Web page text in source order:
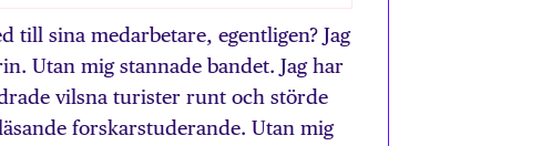
till sina medarbetare, egentligen? Jag
Utan mig stannade bandet. Jag har
vilsna turister runt och störde
forskarstuderande. Utan mig